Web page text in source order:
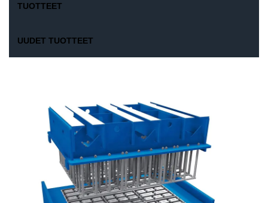
TUOTTEET
UUDET TUOTTEET